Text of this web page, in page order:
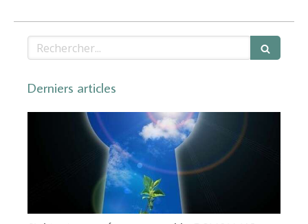
Rechercher
Derniers articles